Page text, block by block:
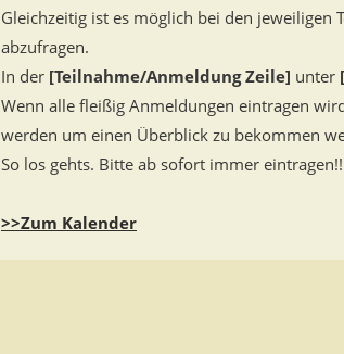
Gleichzeitig ist es möglich bei den jeweiligen
abzufragen.
In der [Teilnahme/Anmeldung Zeile] unter
Wenn alle fleißig Anmeldungen eintragen
werden um einen Überblick zu bekommen
So los gehts. Bitte ab sofort immer
>>Zum Kalender